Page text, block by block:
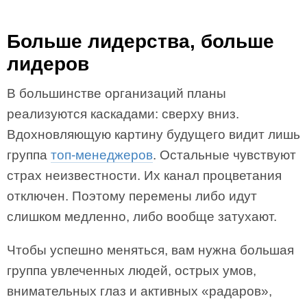
Больше лидерства, больше
лидеров
В большинстве организаций планы
реализуются каскадами: сверху вниз.
Вдохновляющую картину будущего видит лишь
группа топ-менеджеров. Остальные чувствуют
страх неизвестности. Их канал процветания
отключен. Поэтому перемены либо идут
слишком медленно, либо вообще затухают.
Чтобы успешно меняться, вам нужна большая
группа увлеченных лю­дей, острых умов,
внимательных глаз и активных «радаров»,